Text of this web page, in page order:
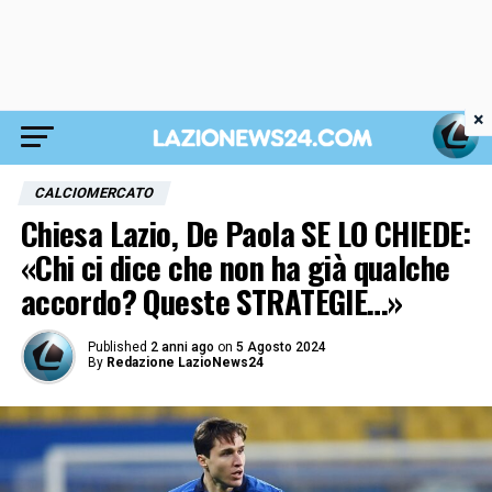
CALCIOMERCATO
Chiesa Lazio, De Paola SE LO CHIEDE:
«Chi ci dice che non ha già qualche
accordo? Queste STRATEGIE…»
Published 2 anni ago on 5 Agosto 2024
By Redazione LazioNews24
×